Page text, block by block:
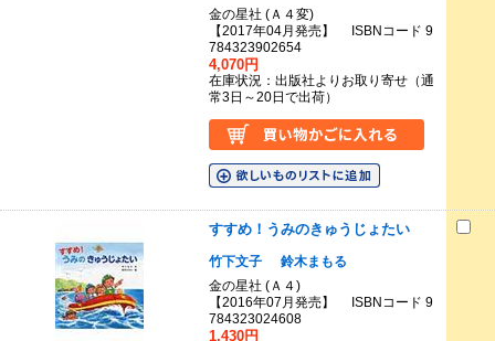
金の星社 (Ａ４変)
【2017年04月発売】 ISBNコード 9
784323902654
4,070円
在庫状況：出版社よりお取り寄せ（通
常3日～20日で出荷）
すすめ！うみのきゅうじょたい
竹下文子
鈴木まもる
金の星社 (Ａ４)
【2016年07月発売】 ISBNコード 9
784323024608
1,430円